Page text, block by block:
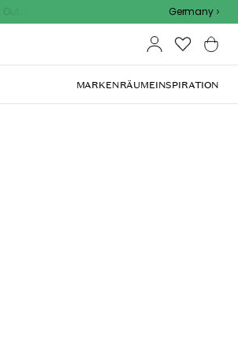
Outdoor Sale - 15% EXTRA rabatt mit codeGermany
MARKENRÄUMEINSPIRATION